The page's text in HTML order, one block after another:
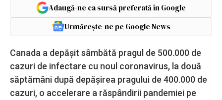
Adaugă-ne ca sursă preferată în Google
Urmărește-ne pe Google News
Canada a depăşit sâmbătă pragul de 500.000 de
cazuri de infectare cu noul coronavirus, la două
săptămâni după depăşirea pragului de 400.000 de
cazuri, o accelerare a răspândirii pandemiei pe